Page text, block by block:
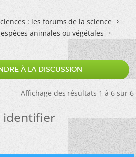
: les forums de la science
animales ou végétales
À LA DISCUSSION
Affichage des résultats 1 à 6 sur 6
identifier